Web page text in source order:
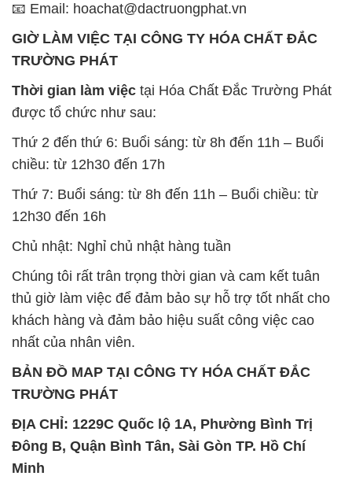
📧 Email: hoachat@dactruongphat.vn
GIỜ LÀM VIỆC TẠI CÔNG TY HÓA CHẤT ĐẮC
TRƯỜNG PHÁT
Thời gian làm việc tại Hóa Chất Đắc Trường Phát
được tổ chức như sau:
Thứ 2 đến thứ 6: Buổi sáng: từ 8h đến 11h – Buổi
chiều: từ 12h30 đến 17h
Thứ 7: Buổi sáng: từ 8h đến 11h – Buổi chiều: từ
12h30 đến 16h
Chủ nhật: Nghỉ chủ nhật hàng tuần
Chúng tôi rất trân trọng thời gian và cam kết tuân
thủ giờ làm việc để đảm bảo sự hỗ trợ tốt nhất cho
khách hàng và đảm bảo hiệu suất công việc cao
nhất của nhân viên.
BẢN ĐỒ MAP TẠI CÔNG TY HÓA CHẤT ĐẮC
TRƯỜNG PHÁT
ĐỊA CHỈ: 1229C Quốc lộ 1A, Phường Bình Trị
Đông B, Quận Bình Tân, Sài Gòn TP. Hồ Chí
Minh